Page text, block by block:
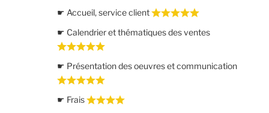
☛ Accueil, service client
☛ Calendrier et thématiques des ventes
☛ Présentation des oeuvres et communication
☛ Frais